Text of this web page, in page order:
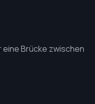
Brücke zwischen